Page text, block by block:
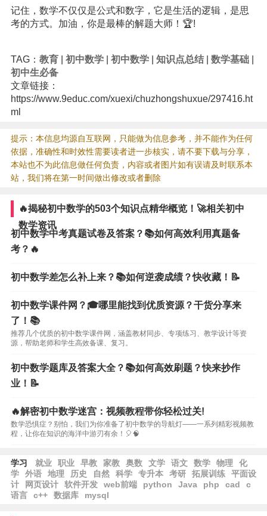
记住，数学不仅仅是公式和数字，它是生活的逻辑，是思
考的方式。加油，你是最棒的解题大师！🏆!
TAG： 教育| 初中数学| 初中数学| 知识点总结| 数学基础|
初中生必备
文章链接：
https://www.9educ.com/xuexi/chuzhongshuxue/297416.ht
ml
提示：本信息均源自互联网，只能做为信息参考，并不能作为任何
依据，准确性和时效性需要读者进一步核实，请不要下载与分享，
本站也不为此信息做任何负责，内容或者图片如有误请及时联系本
站，我们将在第一时间做出修改或者删除
🔥揭秘初中数学的503个知识点精华概览！🚀相关初中
数学资讯
初中数学中考真题试卷及答案？📚如何高效利用真题备
考？🔥
初中数学差怎么补上来？📚如何逆袭成绩？快收藏！📝
初中数学课件网？🎓哪里能找到优质资源？干货分享来
了！📚
推荐几个优质的初中数学课件网，涵盖教材同步、专项练习、教学设计等资
源，帮助老师和学生高效备课、复习。
初中数学题库及答案大全？📚如何高效刷题？快来抄作
业！📝
🔥解密初中数学迷宫：视频教程带你轻松过关!
数学恐惧症？别怕，我们为你准备了初中数学的导航灯——一系列精彩视频教
程，让你在知识的海洋中游刃有余！🎈🧠
学习 就业 职业 早教 家教 奥数 文学 语文 数学 物理
化
学
外语 地理 历史 自然 科学 专升本 考研 拓展训练
平面设
计
网页设计 软件开发 web前端 python Java php cad
c
语言
c++ 数据库 mysql